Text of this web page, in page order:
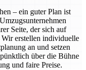
– ein guter Plan ist
Seite, der sich auf
erstellen individuelle
an und setzen
über die Bühne
und faire Preise.